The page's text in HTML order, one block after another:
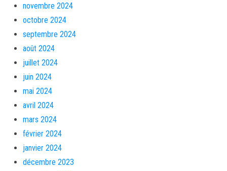
novembre 2024
octobre 2024
septembre 2024
août 2024
juillet 2024
juin 2024
mai 2024
avril 2024
mars 2024
février 2024
janvier 2024
décembre 2023